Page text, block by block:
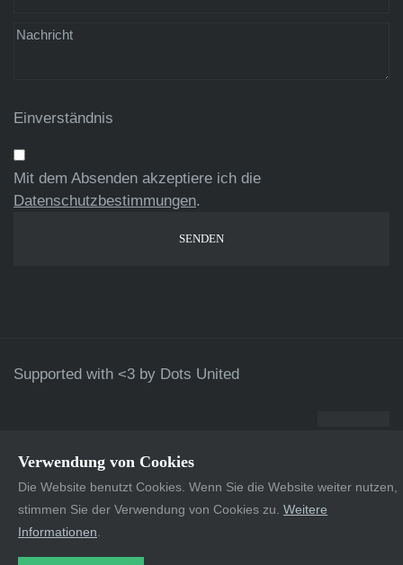
Einverständnis
Mit dem Absenden akzeptiere ich die
Datenschutzbestimmungen.
Supported with <3 by Dots United
Verwendung von Cookies
Die Website benutzt Cookies. Wenn Sie die Website weiter nutzen,
stimmen Sie der Verwendung von Cookies zu. Weitere
Informationen